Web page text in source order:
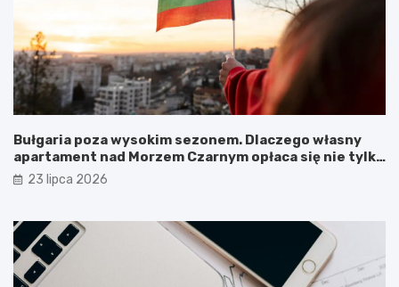
Bułgaria poza wysokim sezonem. Dlaczego własny
apartament nad Morzem Czarnym opłaca się nie tylko
latem?
23 lipca 2026